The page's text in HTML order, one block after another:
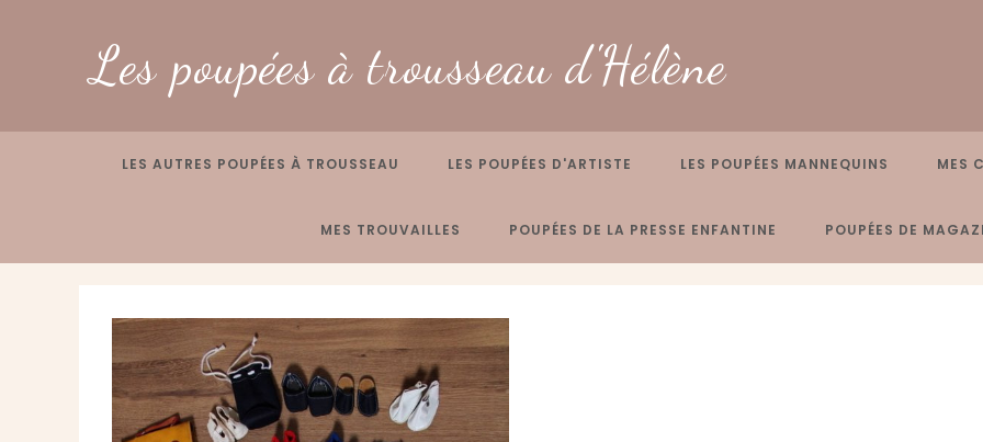
Les poupées à trousseau d'Hélène
LES AUTRES POUPÉES À TROUSSEAU LES POUPÉES D'ARTISTE LES POUPÉES MANNEQUINS MES
MES TROUVAILLES POUPÉES DE LA PRESSE ENFANTINE POUPÉES DE